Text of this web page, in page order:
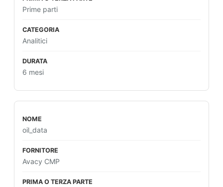
Prime parti
Analitici
6 mesi
oil_data
Avacy CMP